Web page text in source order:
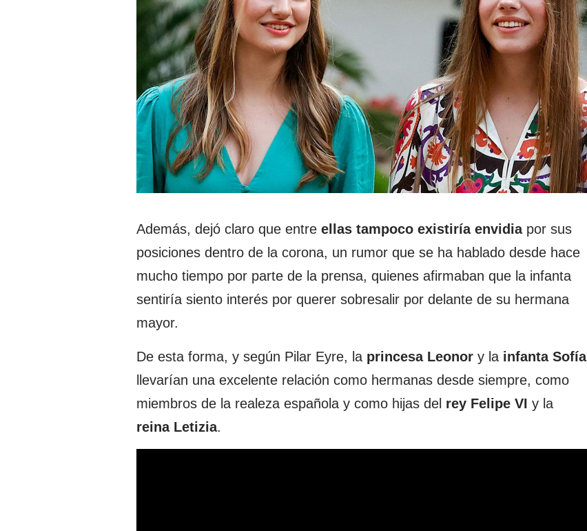
Además, dejó claro que entre ellas tampoco existiría envidiapor sus
posiciones dentro de la corona, un rumor que se ha hablado desde hace
mucho tiempo por parte de la prensa, quienes afirmaban que la infanta
sentiría siento interés por querer sobresalir por delante de su hermana
mayor.
De esta forma, y según Pilar Eyre, la princesa Leonor y la infanta Sofía
llevarían una excelente relación como hermanas desde siempre, como
miembros de la realeza española y como hijas del rey Felipe VI y la
reina Letizia.